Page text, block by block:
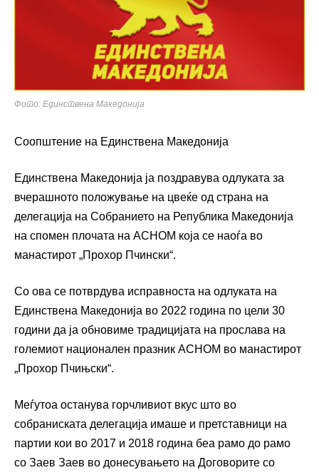
Фото: Единствена Македонија
Соопштение на Единствена Македонија
Единствена Македонија ја поздравува одлуката за
вчерашното положување на цвеќе од страна на
делегација на Собранието на Република Македонија
на спомен плочата на АСНОМ која се наоѓа во
манастирот „Прохор Пчински“.
Со ова се потврдува исправноста на одлуката на
Единствена Македонија во 2022 година по цели 30
години да ја обновиме традицијата на прослава на
големиот национален празник АСНОМ во манастирот
„Прохор Пчињски“.
Меѓутоа останува горчливиот вкус што во
собраниската делегација имаше и претставници на
партии кои во 2017 и 2018 година беа рамо до рамо
со Заев Заев во донесувањето на Договорите со